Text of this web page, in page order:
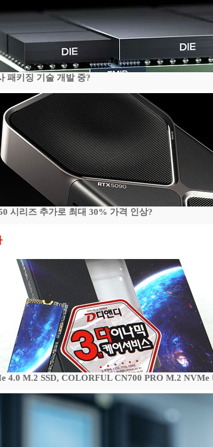
패키징 기술 개발 중?
시리즈 추가로 최대 30% 가격 인상?
4.0 M.2 SSD, COLORFUL CN700 PRO M.2 NVMe